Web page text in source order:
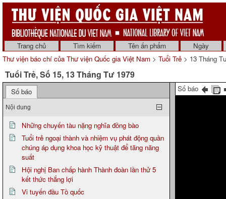
Trang chủ Tìm kiếm Tên ấn phẩm
Ngày
Thư viện báo chí của Thư viện Quốc gia Việt Nam > Tuổi Trẻ > 13 Tháng
Tuổi Trẻ, Số 15, 13 Tháng Tư 1979
Số báo
Nội dung
Những chuyến tàu nặng nghĩa đồng bào
Tuổi trẻ ngoại thành và nhiệm vụ phát động quần
chúng áp dụng khoa học kỹ thuật để tăng năng
suất
Hội nghị Ban chấp hành Thành đoàn lần thử 5
kết thức thắng lợi
Vi tuyến đầu Tồ quốc
Số báo